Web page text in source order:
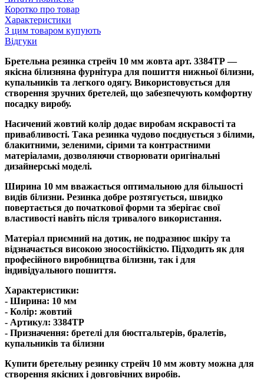
Коротко про товар
Характеристики
З цим товаром купують
Відгуки
Бретельна резинка стрейч 10 мм жовта арт. 3384ТР —
якісна білизняна фурнітура для пошиття нижньої білизни,
купальників та легкого одягу. Використовується для
створення зручних бретелей, що забезпечують комфортну
посадку виробу.
Насичений жовтий колір додає виробам яскравості та
привабливості. Така резинка чудово поєднується з білими,
блакитними, зеленими, сірими та контрастними
матеріалами, дозволяючи створювати оригінальні
дизайнерські моделі.
Ширина 10 мм вважається оптимальною для більшості
видів білизни. Резинка добре розтягується, швидко
повертається до початкової форми та зберігає свої
властивості навіть після тривалого використання.
Матеріал приємний на дотик, не подразнює шкіру та
відзначається високою зносостійкістю. Підходить як для
професійного виробництва білизни, так і для
індивідуального пошиття.
Характеристики:
- Ширина: 10 мм
- Колір: жовтий
- Артикул: 3384ТР
- Призначення: бретелі для бюстгальтерів, бралетів,
купальників та білизни
Купити бретельну резинку стрейч 10 мм жовту можна для
створення якісних і довговічних виробів.